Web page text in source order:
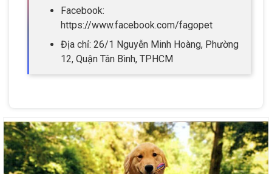
Facebook:
https://www.facebook.com/fagopet
Địa chỉ: 26/1 Nguyễn Minh Hoàng, Phường
12, Quận Tân Bình, TPHCM